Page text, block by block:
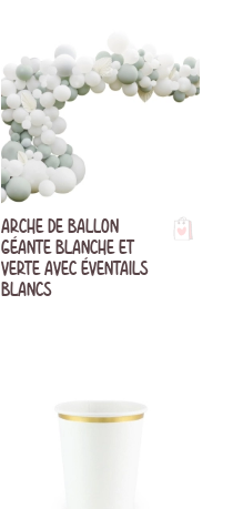
ARCHE DE BALLON
GÉANTE BLANCHE ET
VERTE AVEC ÉVENTAILS
BLANCS